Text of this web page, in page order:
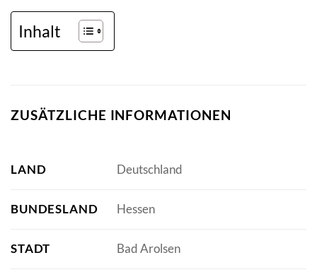
Inhalt
ZUSÄTZLICHE INFORMATIONEN
LAND Deutschland
BUNDESLAND Hessen
STADT Bad Arolsen